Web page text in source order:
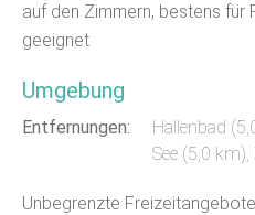
auf den Zimmern, bestens für
geeignet
Umgebung
Entfernungen: Hallenbad
See (5,0 km),
Unbegrenzte